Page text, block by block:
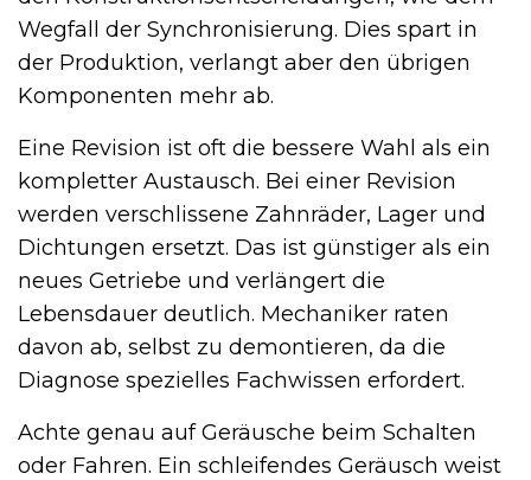
Wegfall der Synchronisierung. Dies spart in
der Produktion, verlangt aber den übrigen
Komponenten mehr ab.
Eine Revision ist oft die bessere Wahl als ein
kompletter Austausch. Bei einer Revision
werden verschlissene Zahnräder, Lager und
Dichtungen ersetzt. Das ist günstiger als ein
neues Getriebe und verlängert die
Lebensdauer deutlich. Mechaniker raten
davon ab, selbst zu demontieren, da die
Diagnose spezielles Fachwissen erfordert.
Achte genau auf Geräusche beim Schalten
oder Fahren. Ein schleifendes Geräusch weist